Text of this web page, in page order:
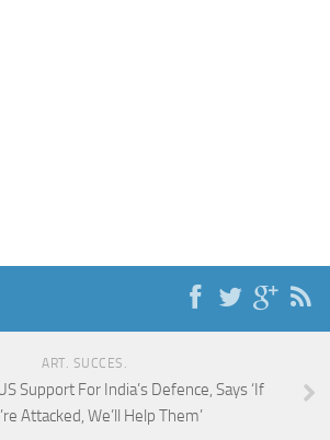
ART. SUCCES.
Support For India’s Defence, Says ‘If
Attacked, We’ll Help Them’